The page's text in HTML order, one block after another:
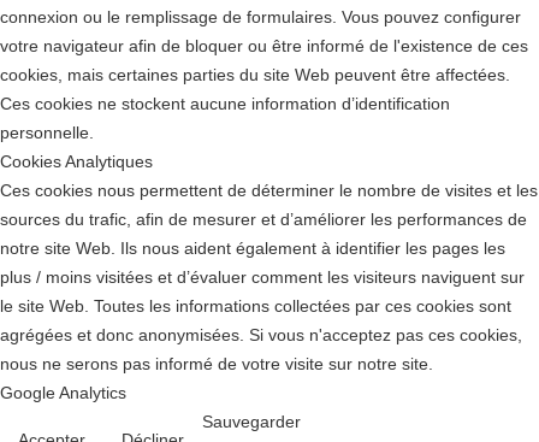
connexion ou le remplissage de formulaires. Vous pouvez configurer
votre navigateur afin de bloquer ou être informé de l'existence de ces
cookies, mais certaines parties du site Web peuvent être affectées.
Ces cookies ne stockent aucune information d’identification
personnelle.
Cookies Analytiques
Ces cookies nous permettent de déterminer le nombre de visites et les
sources du trafic, afin de mesurer et d’améliorer les performances de
notre site Web. Ils nous aident également à identifier les pages les
plus / moins visitées et d’évaluer comment les visiteurs naviguent sur
le site Web. Toutes les informations collectées par ces cookies sont
agrégées et donc anonymisées. Si vous n'acceptez pas ces cookies,
nous ne serons pas informé de votre visite sur notre site.
Google Analytics
Sauvegarder